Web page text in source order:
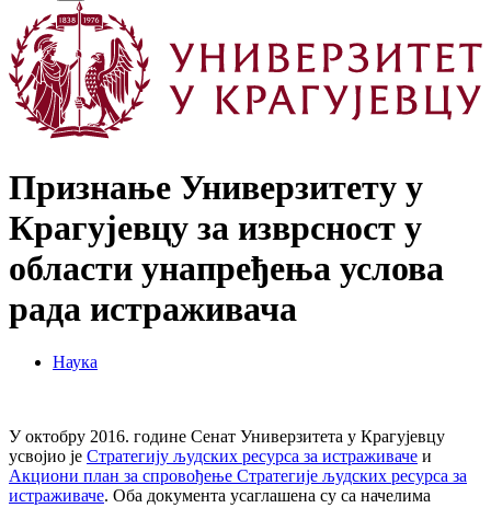
Признање Универзитету у
Крагујевцу за изврсност у
области унапређења услова
рада истраживача
Наука
У октобру 2016. године Сенат Универзитета у Крагујевцу
усвојио је Стратегију људских ресурса за истраживаче и
Акциони план за спровођење Стратегије људских ресурса за
истраживаче. Оба документа усаглашена су са начелима